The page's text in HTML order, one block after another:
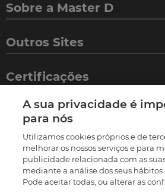
Sobre a Master D
Outros Sites
Certificações
A sua privacidade é
para nós
Utilizamos cookies próprios e de
melhorar os nossos serviços e para
publicidade relacionada com as
mediante a análise dos seus hábitos
Pode aceitar todas, ou alterar as